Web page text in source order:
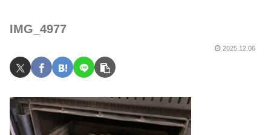
IMG_4977
2025.12.06